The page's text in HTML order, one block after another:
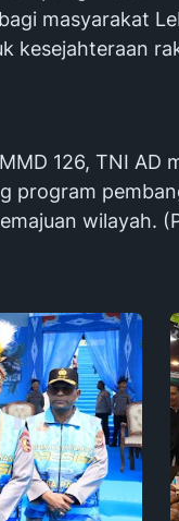
masyarakat
kesejahteraan
126, TNI AD
program
wilayah.